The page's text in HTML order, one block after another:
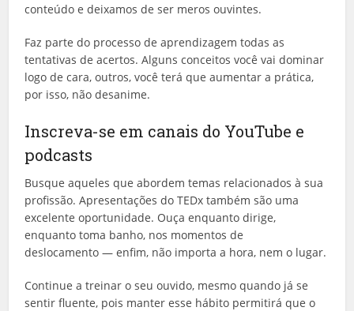
conteúdo e deixamos de ser meros ouvintes.
Faz parte do processo de aprendizagem todas as
tentativas de acertos. Alguns conceitos você vai dominar
logo de cara, outros, você terá que aumentar a prática,
por isso, não desanime.
Inscreva-se em canais do YouTube e
podcasts
Busque aqueles que abordem temas relacionados à sua
profissão. Apresentações do TEDx também são uma
excelente oportunidade. Ouça enquanto dirige,
enquanto toma banho, nos momentos de
deslocamento — enfim, não importa a hora, nem o lugar.
Continue a treinar o seu ouvido, mesmo quando já se
sentir fluente, pois manter esse hábito permitirá que o